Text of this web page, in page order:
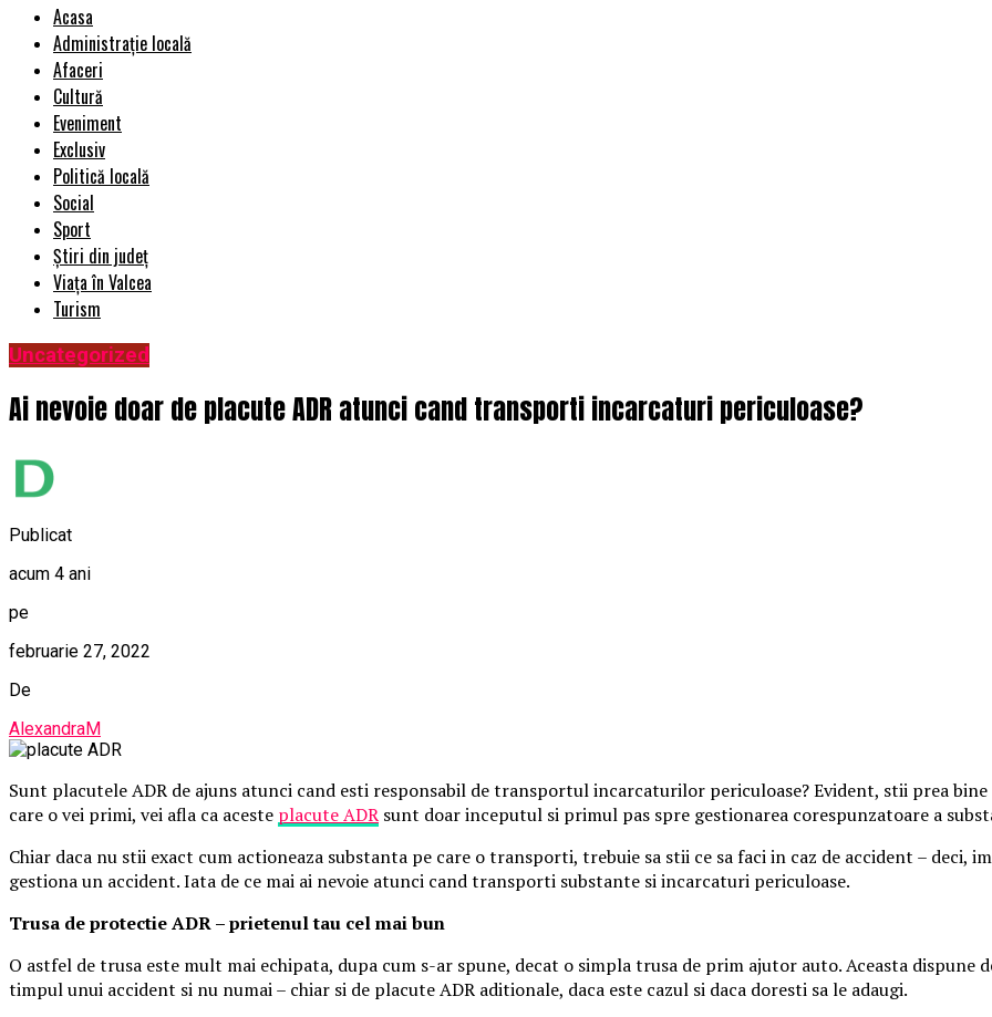
Acasa
Administrație locală
Afaceri
Cultură
Eveniment
Exclusiv
Politică locală
Social
Sport
Știri din județ
Viața în Valcea
Turism
Uncategorized
Ai nevoie doar de placute ADR atunci cand transporti incarcaturi periculoase?
Publicat
acum 4 ani
pe
februarie 27, 2022
De
AlexandraM
Sunt placutele ADR de ajuns atunci cand esti responsabil de transportul incarcaturilor periculoase? Evident, stii prea
care o vei primi, vei afla ca aceste placute ADR sunt doar inceputul si primul pas spre gestionarea corespunzatoare a
Chiar daca nu stii exact cum actioneaza substanta pe care o transporti, trebuie sa stii ce sa faci in caz de accident – deci,
gestiona un accident. Iata de ce mai ai nevoie atunci cand transporti substante si incarcaturi periculoase.
Trusa de protectie ADR – prietenul tau cel mai bun
O astfel de trusa este mult mai echipata, dupa cum s-ar spune, decat o simpla trusa de prim ajutor auto. Aceasta dispune
timpul unui accident si nu numai – chiar si de placute ADR aditionale, daca este cazul si daca doresti sa le adaugi.